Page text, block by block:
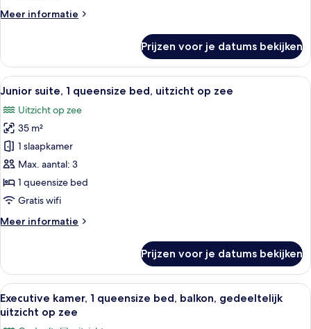
op
Meer informatie
Meer
kamer,
queensize
uitzicht
op
zee
Prijzen voor je datums bekijken
Alle
foto's
voor
Junior
suite,
1
queensize
bed,
op
Een hotelkamer met een bed, een
10
Junior suite, 1 queensize bed, uitzicht op zee
Uitzicht op zee
35 m²
1 slaapkamer
Max. aantal: 3
1 queensize bed
Gratis wifi
Meer informatie
Meer
suite,
queensize
bed,
Prijzen voor je datums bekijken
Alle
foto's
Een slaapkamer met een bed,
6
Executive kamer, 1 queensize bed, balkon, gedeeltelijk
uitzicht op zee